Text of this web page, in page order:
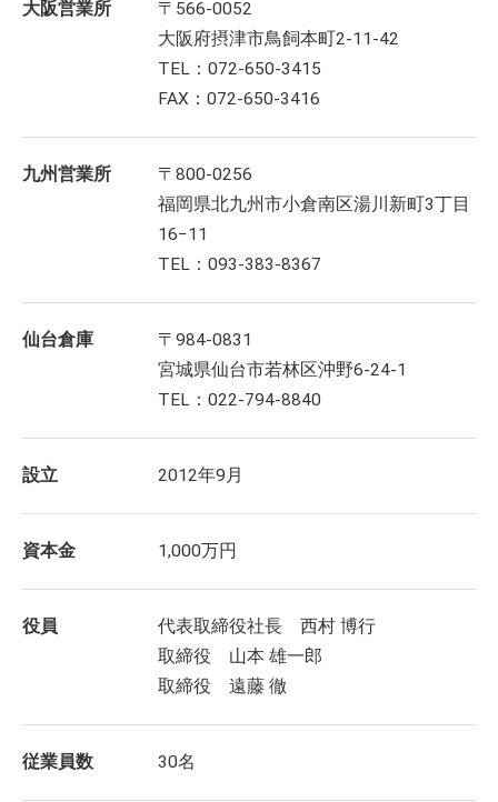
大阪営業所
〒566-0052
大阪府摂津市鳥飼本町2-11-42
TEL：072-650-3415
FAX：072-650-3416
九州営業所
〒800-0256
福岡県北九州市小倉南区湯川新町3丁目
16−11
TEL：093-383-8367
仙台倉庫
〒984-0831
宮城県仙台市若林区沖野6-24-1
TEL：022-794-8840
設立 2012年9月
資本金 1,000万円
役員
代表取締役社長 西村 博行
取締役 山本 雄一郎
取締役 遠藤 徹
従業員数 30名